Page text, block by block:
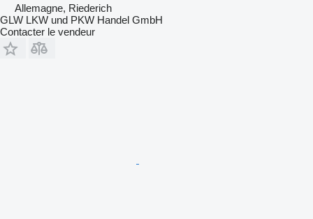
Allemagne, Riederich
GLW LKW und PKW Handel GmbH
Contacter le vendeur